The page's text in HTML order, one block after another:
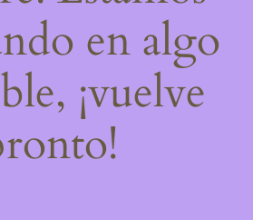
en algo
¡vuelve